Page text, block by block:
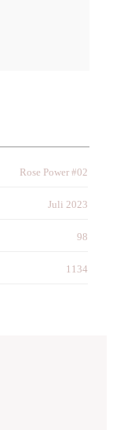
Rose Power #02
Juli 2023
98
1134